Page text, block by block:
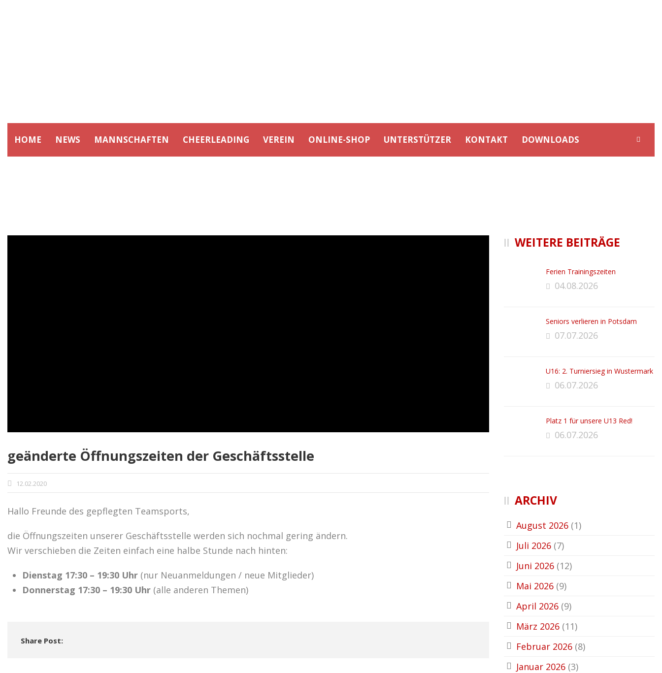
HOME NEWS MANNSCHAFTEN CHEERLEADING VEREIN ONLINE-SHOP UNTERSTÜTZER KONTAKT DOWNLOADS
geänderte Öffnungszeiten der Geschäftsstelle
12.02.2020
Hallo Freunde des gepflegten Teamsports,
die Öffnungszeiten unserer Geschäftsstelle werden sich nochmal gering ändern.
Wir verschieben die Zeiten einfach eine halbe Stunde nach hinten:
Dienstag 17:30 – 19:30 Uhr (nur Neuanmeldungen / neue Mitglieder)
Donnerstag 17:30 – 19:30 Uhr (alle anderen Themen)
Share Post:
WEITERE BEITRÄGE
Ferien Trainingszeiten
04.08.2026
Seniors verlieren in Potsdam
07.07.2026
U16: 2. Turniersieg in Wustermark
06.07.2026
Platz 1 für unsere U13 Red!
06.07.2026
ARCHIV
August 2026 (1)
Juli 2026 (7)
Juni 2026 (12)
Mai 2026 (9)
April 2026 (9)
März 2026 (11)
Februar 2026 (8)
Januar 2026 (3)